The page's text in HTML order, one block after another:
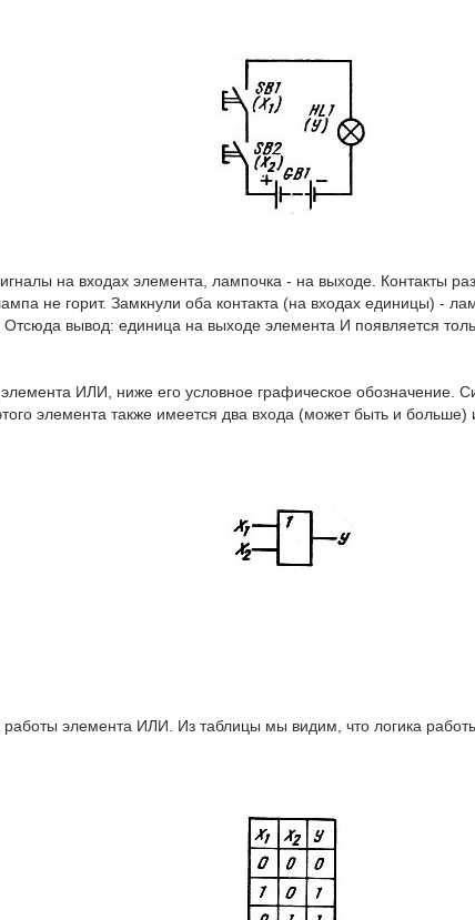
на входах элемента, лампочка - на выходе. Контакты
не горит. Замкнули оба контакта (на входах единицы) -
Отсюда вывод: единица на выходе элемента И появляется
ИЛИ, ниже его условное графическое обозначение.
элемента также имеется два входа (может быть и больше)
работы элемента ИЛИ. Из таблицы мы видим, что логика